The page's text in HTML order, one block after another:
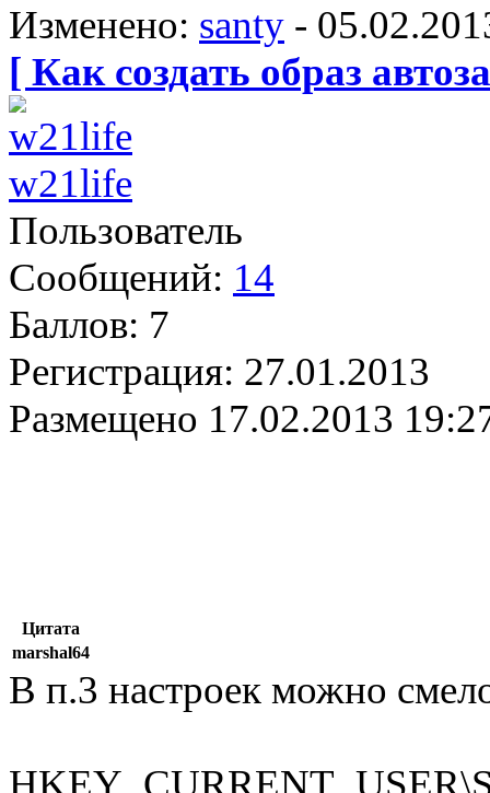
Изменено: santy -
[ Как создать образ
w21life
Пользователь
Сообщений: 14
Баллов: 7
Регистрация: 27.01.2013
Размещено 17.02.2013
Цитата
marshal64
В п.3 настроек можно